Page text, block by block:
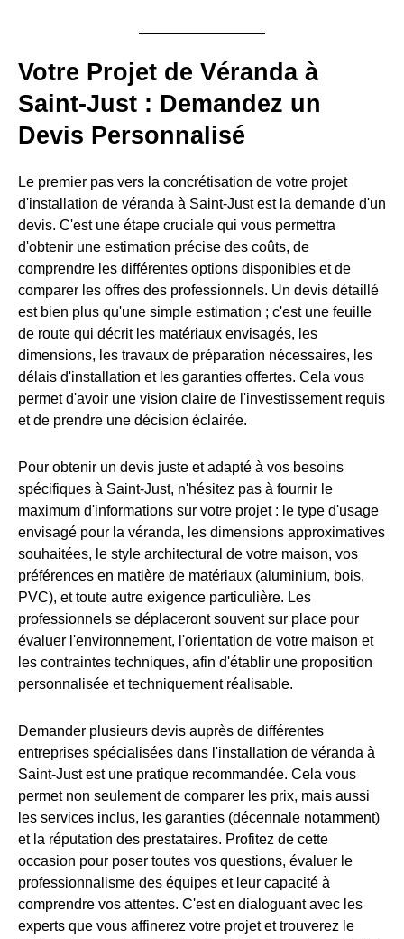
Votre Projet de Véranda à
Saint-Just : Demandez un
Devis Personnalisé
Le premier pas vers la concrétisation de votre projet
d'installation de véranda à Saint-Just est la demande d'un
devis. C'est une étape cruciale qui vous permettra
d'obtenir une estimation précise des coûts, de
comprendre les différentes options disponibles et de
comparer les offres des professionnels. Un devis détaillé
est bien plus qu'une simple estimation ; c'est une feuille
de route qui décrit les matériaux envisagés, les
dimensions, les travaux de préparation nécessaires, les
délais d'installation et les garanties offertes. Cela vous
permet d'avoir une vision claire de l'investissement requis
et de prendre une décision éclairée.
Pour obtenir un devis juste et adapté à vos besoins
spécifiques à Saint-Just, n'hésitez pas à fournir le
maximum d'informations sur votre projet : le type d'usage
envisagé pour la véranda, les dimensions approximatives
souhaitées, le style architectural de votre maison, vos
préférences en matière de matériaux (aluminium, bois,
PVC), et toute autre exigence particulière. Les
professionnels se déplaceront souvent sur place pour
évaluer l'environnement, l'orientation de votre maison et
les contraintes techniques, afin d'établir une proposition
personnalisée et techniquement réalisable.
Demander plusieurs devis auprès de différentes
entreprises spécialisées dans l'installation de véranda à
Saint-Just est une pratique recommandée. Cela vous
permet non seulement de comparer les prix, mais aussi
les services inclus, les garanties (décennale notamment)
et la réputation des prestataires. Profitez de cette
occasion pour poser toutes vos questions, évaluer le
professionnalisme des équipes et leur capacité à
comprendre vos attentes. C'est en dialoguant avec les
experts que vous affinerez votre projet et trouverez le